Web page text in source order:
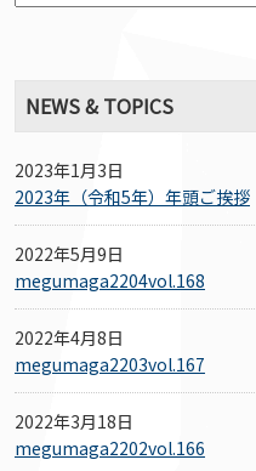
NEWS & TOPICS
2023年1月3日
2023年（令和5年）年頭ご挨拶
2022年5月9日
megumaga2204vol.168
2022年4月8日
megumaga2203vol.167
2022年3月18日
megumaga2202vol.166